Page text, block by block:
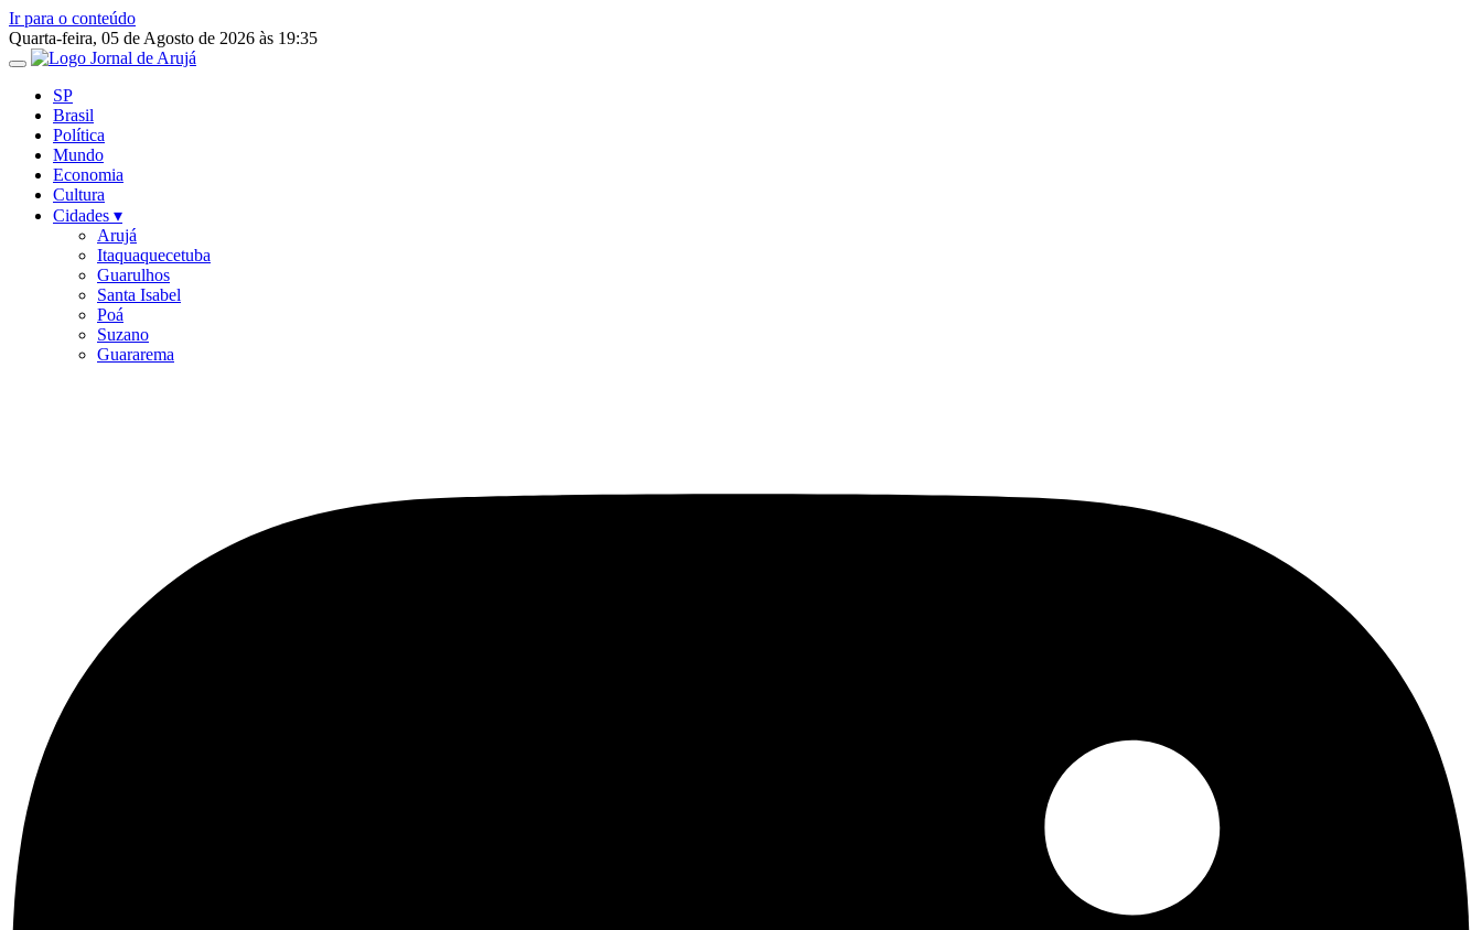
Ir para o conteúdo
Quarta-feira, 05 de Agosto de 2026 às 19:35
SP
Brasil
Política
Mundo
Economia
Cultura
Cidades ▾
Arujá
Itaquaquecetuba
Guarulhos
Santa Isabel
Poá
Suzano
Guararema